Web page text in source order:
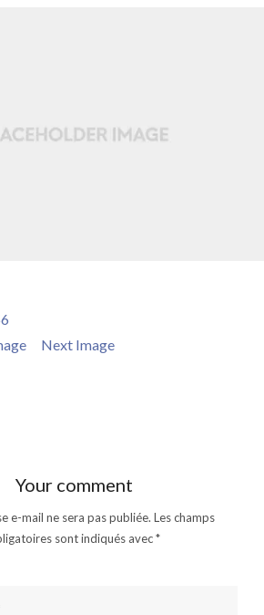
Next Image
Your comment
e-mail ne sera pas publiée. Les champs
sont indiqués avec*